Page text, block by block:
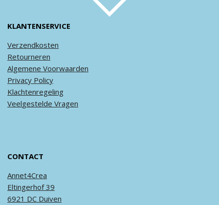
KLANTENSERVICE
Verzendkosten
Retourneren
Algemene Voorwaarden
Privacy Policy
Klachtenregeling
Veelgestelde Vragen
CONTACT
Annet4Crea
Eltingerhof 39
6921 DC Duiven